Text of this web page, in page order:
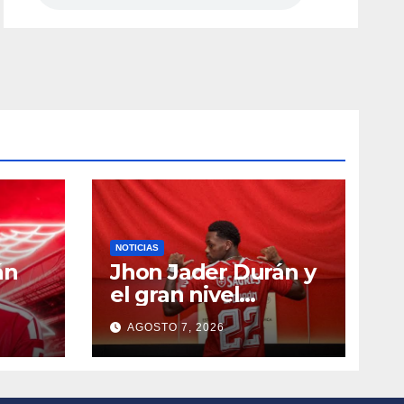
NOTICIAS
Jhon Jader Durán y
el gran nivel
futbolístico que
tiene
AGOSTO 7, 2026